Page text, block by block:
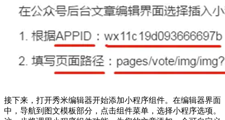
接下来，打开秀米编辑器开始添加小程序组件。在编辑器界面
中，导航到图文模板部分，点击组件菜单，选择小程序选项。